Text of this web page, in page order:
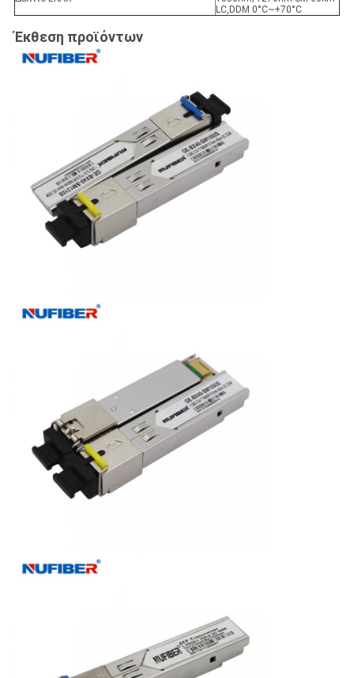
LC,DDM 0°C~+70°C
Έκθεση προϊόντων